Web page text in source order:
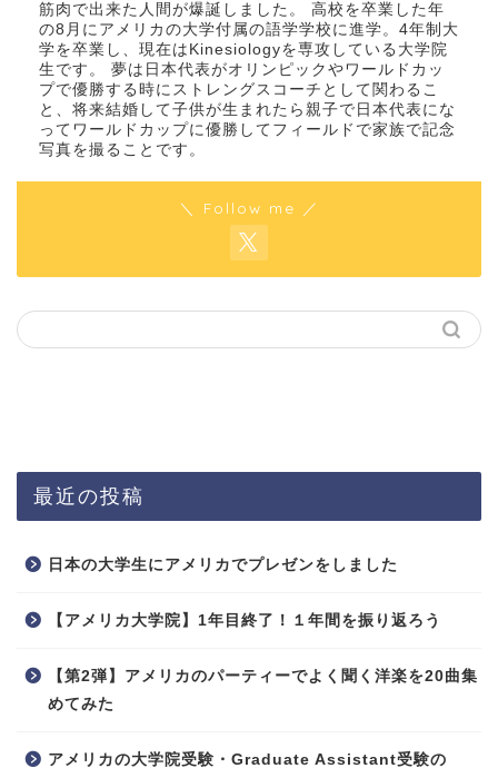
筋肉で出来た人間が爆誕しました。 高校を卒業した年
の8月にアメリカの大学付属の語学学校に進学。4年制大
学を卒業し、現在はKinesiologyを専攻している大学院
生です。 夢は日本代表がオリンピックやワールドカッ
プで優勝する時にストレングスコーチとして関わるこ
と、将来結婚して子供が生まれたら親子で日本代表にな
ってワールドカップに優勝してフィールドで家族で記念
写真を撮ることです。
＼ Follow me ／
最近の投稿
日本の大学生にアメリカでプレゼンをしました
【アメリカ大学院】1年目終了！１年間を振り返ろう
【第2弾】アメリカのパーティーでよく聞く洋楽を20曲集
めてみた
アメリカの大学院受験・Graduate Assistant受験の